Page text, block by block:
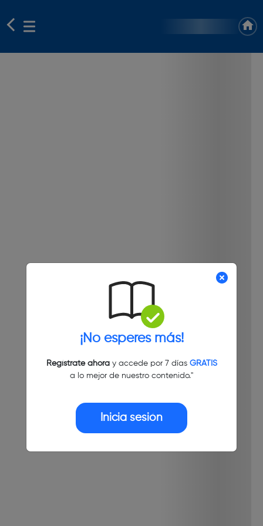
¡No esperes más!
Regístrate ahoray accede por 7 días GRATIS
a lo mejor de nuestro contenido."
Inicia sesión